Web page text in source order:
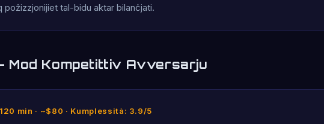
pożizzjonijiet tal-bidu aktar bilanċjati.
Mod Kompetittiv Avversarju
min · ~$80 · Kumplessità: 3.9/5